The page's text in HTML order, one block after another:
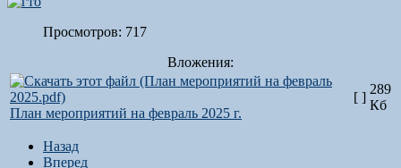
Просмотров: 717
Вложения:
План мероприятий на февраль 2025 г.
[ ]
289
Кб
Назад
Вперед